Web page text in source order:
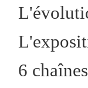
6